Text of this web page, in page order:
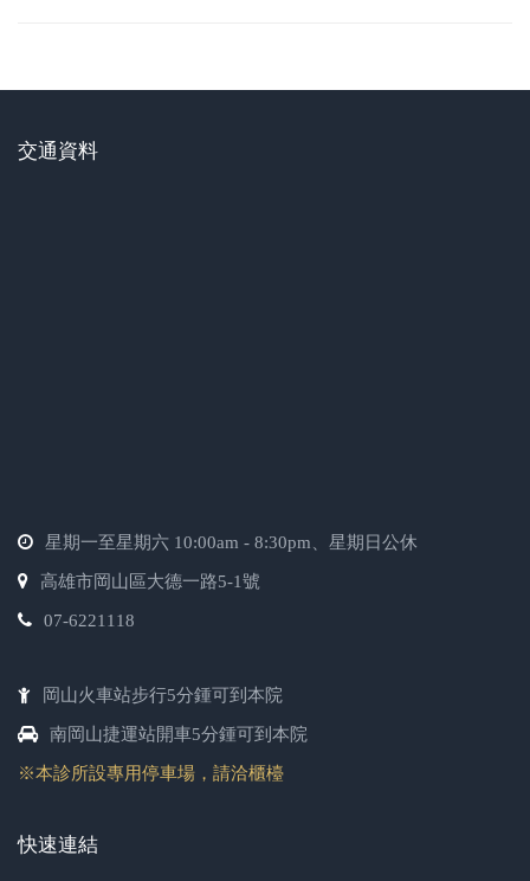
交通資料
星期一至星期六 10:00am - 8:30pm、星期日公休
高雄市岡山區大德一路5-1號
07-6221118
岡山火車站步行5分鍾可到本院
南岡山捷運站開車5分鍾可到本院
※本診所設專用停車場，請洽櫃檯
快速連結